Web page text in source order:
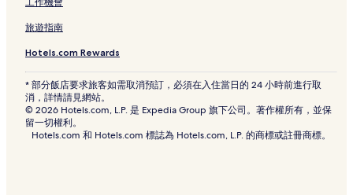
奕佳商場附近的飯店
長安公園附近的飯店
長安廣場附近的飯店
旅遊指南
Hotels.com Rewards
* 部分飯店要求旅客如需取消預訂，必須在入住當日的 24 小時前進行取
消，詳情請見網站。
© 2026 Hotels.com, L.P. 是 Expedia Group 旗下公司。著作權所有，並保
留一切權利。
Hotels.com 和 Hotels.com 標誌為 Hotels.com, L.P. 的商標或註冊商標。